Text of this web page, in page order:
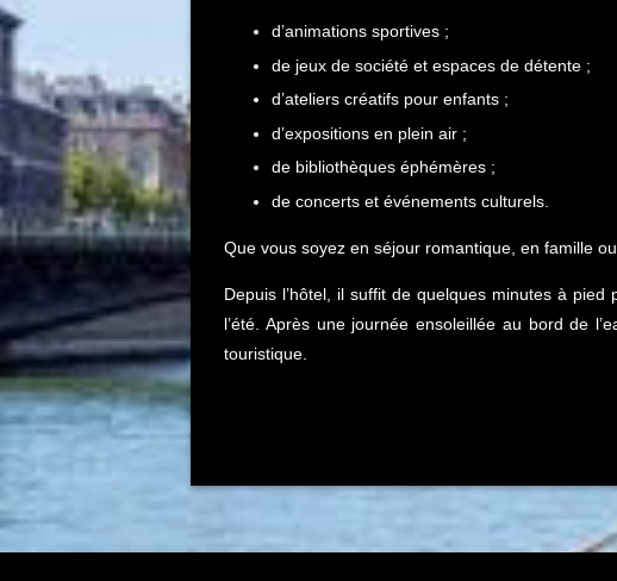
d’animations sportives ;
de jeux de société et espaces de détente ;
d’ateliers créatifs pour enfants ;
d’expositions en plein air ;
de bibliothèques éphémères ;
de concerts et événements culturels.
Que vous soyez en séjour romantique, en famille
Depuis l’hôtel, il suffit de quelques minutes à
l’été. Après une journée ensoleillée au bord de
touristique.